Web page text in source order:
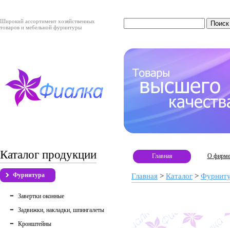
Широкий ассортимент хозяйственных
товаров и мебельной фурнитуры
Каталог продукции
Фурнитура
Завертки оконные
Задвижки, накладки, шпингалеты
Кронштейны
Главная О фирме
Главная > Каталог >